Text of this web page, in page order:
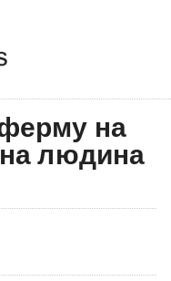
на
людина